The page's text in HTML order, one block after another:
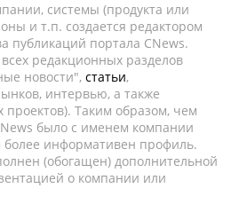
системы (продукта или
и т.п. создается редактором
публикаций портала CNews.
редакционных разделов
новости", статьи,
интервью, а также
проектов). Таким образом, чем
было с именем компании
более информативен профиль.
(обогащен) дополнительной
о компании или